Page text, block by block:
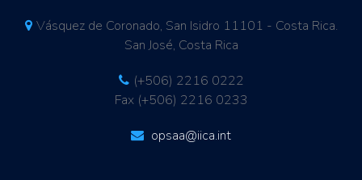
Vásquez de Coronado, San Isidro 11101 - Costa Rica.
San José, Costa Rica
(+506) 2216 0222
Fax (+506) 2216 0233
opsaa@iica.int